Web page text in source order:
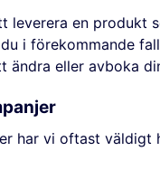
leverera en produkt
i förekommande
ändra eller avboka
har vi oftast